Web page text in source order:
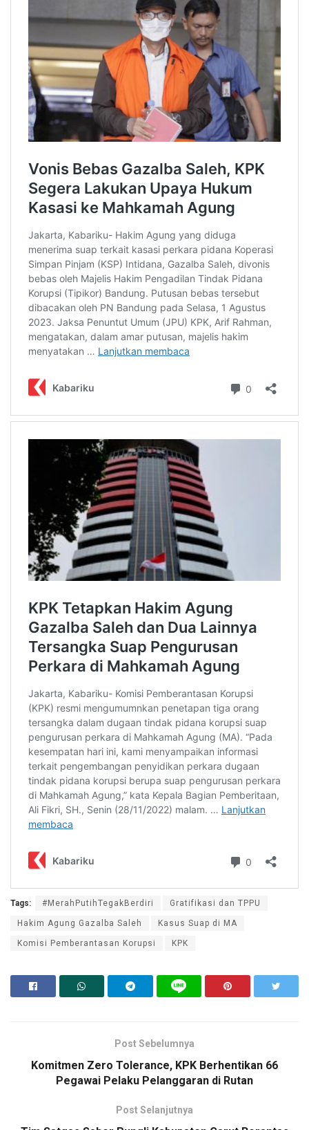
Tags: #MerahPutihTegakBerdiri Gratifikasi dan TPPU
Hakim Agung Gazalba Saleh Kasus Suap di MA
Komisi Pemberantasan Korupsi KPK
Post Sebelumnya
Komitmen Zero Tolerance, KPK Berhentikan 66
Pegawai Pelaku Pelanggaran di Rutan
Post Selanjutnya